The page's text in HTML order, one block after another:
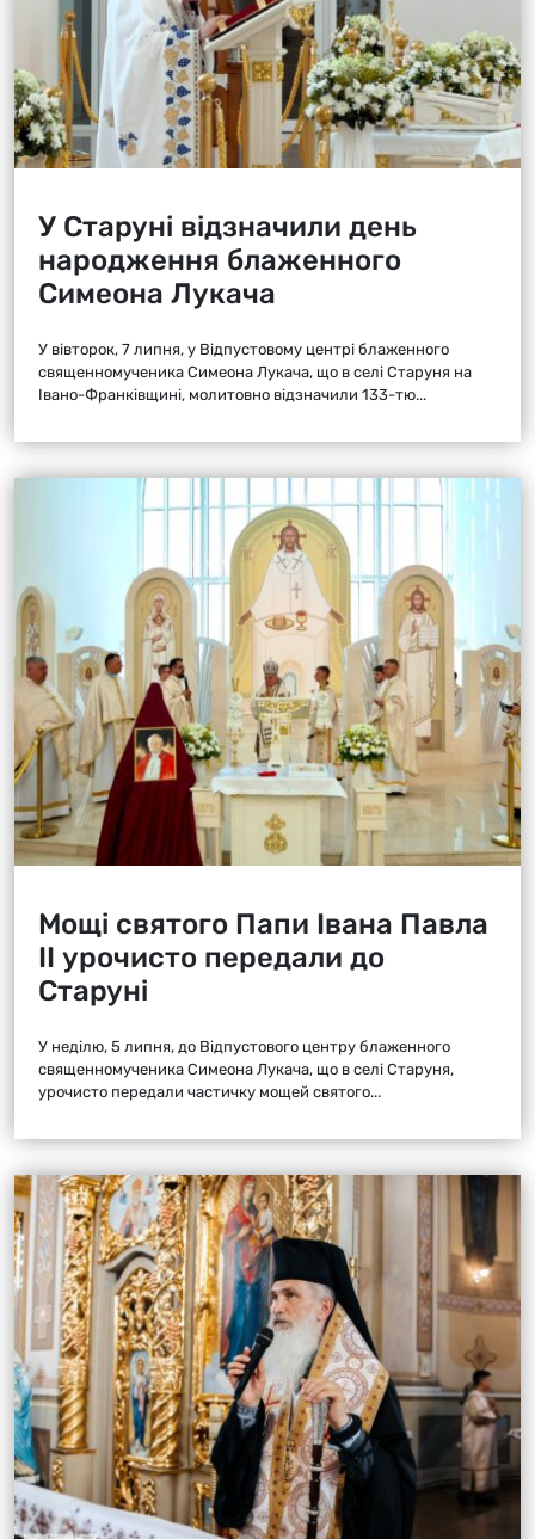
У Старуні відзначили день
народження блаженного
Симеона Лукача
У вівторок, 7 липня, у Відпустовому центрі блаженного
священномученика Симеона Лукача, що в селі Старуня на
Івано-Франківщині, молитовно відзначили 133-тю...
Мощі святого Папи Івана Павла
ІІ урочисто передали до
Старуні
У неділю, 5 липня, до Відпустового центру блаженного
священномученика Симеона Лукача, що в селі Старуня,
урочисто передали частичку мощей святого...